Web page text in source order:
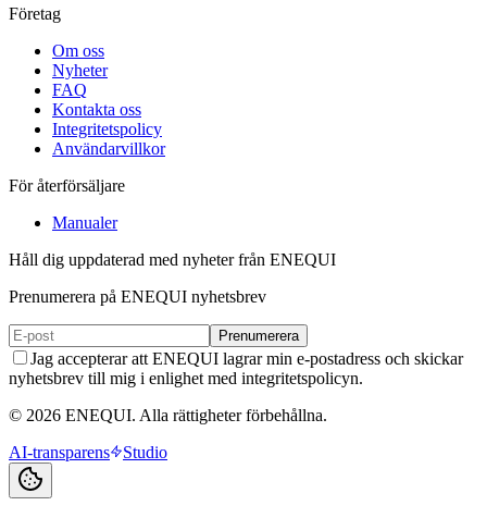
Företag
Om oss
Nyheter
FAQ
Kontakta oss
Integritetspolicy
Användarvillkor
För återförsäljare
Manualer
Håll dig uppdaterad med nyheter från ENEQUI
Prenumerera på ENEQUI nyhetsbrev
Prenumerera
Jag accepterar att ENEQUI lagrar min e-postadress och skickar
nyhetsbrev till mig i enlighet med integritetspolicyn.
© 2026 ENEQUI. Alla rättigheter förbehållna.
AI-transparens
Studio